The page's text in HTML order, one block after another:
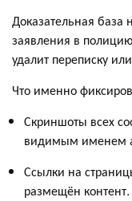
Доказательная
заявления в
удалит переписку
Что именно
Скриншоты всех
видимым именем
Ссылки на
размещён контент.